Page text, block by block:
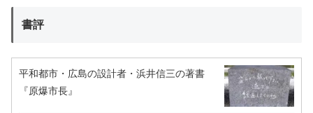
書評
平和都市・広島の設計者・浜井信三の著書
『原爆市長』